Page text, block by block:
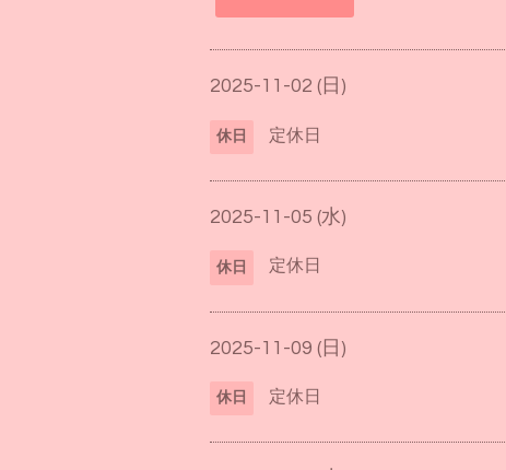
2025-11-02 (日)
休日 定休日
2025-11-05 (水)
休日 定休日
2025-11-09 (日)
休日 定休日